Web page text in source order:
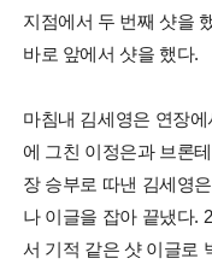
지점에서 두 번째 샷을
바로 앞에서 샷을 했다.
마침내 김세영은 연장
에 그친 이정은과 브론
장 승부로 따낸 김세영
나 이글을 잡아 끝냈다.
서 기적 같은 샷 이글로